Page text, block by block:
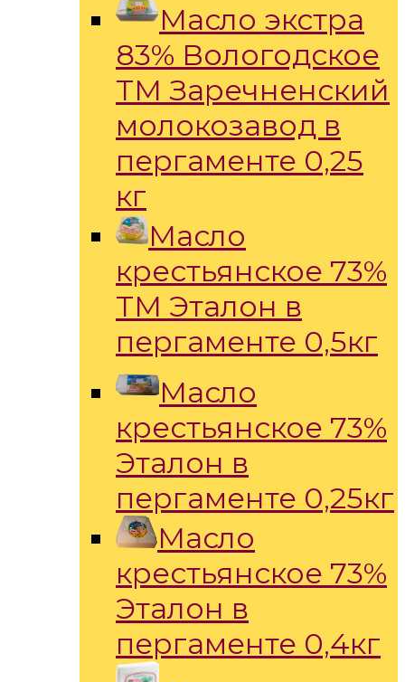
Масло экстра
83% Вологодское
ТМ Заречненский
молокозавод в
пергаменте 0,25
кг
Масло
крестьянское 73%
ТМ Эталон в
пергаменте 0,5кг
Масло
крестьянское 73%
Эталон в
пергаменте 0,25кг
Масло
крестьянское 73%
Эталон в
пергаменте 0,4кг